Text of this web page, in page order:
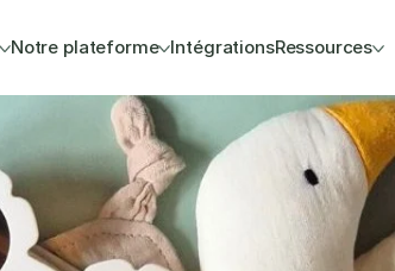
Notre plateforme IntégrationsRessources